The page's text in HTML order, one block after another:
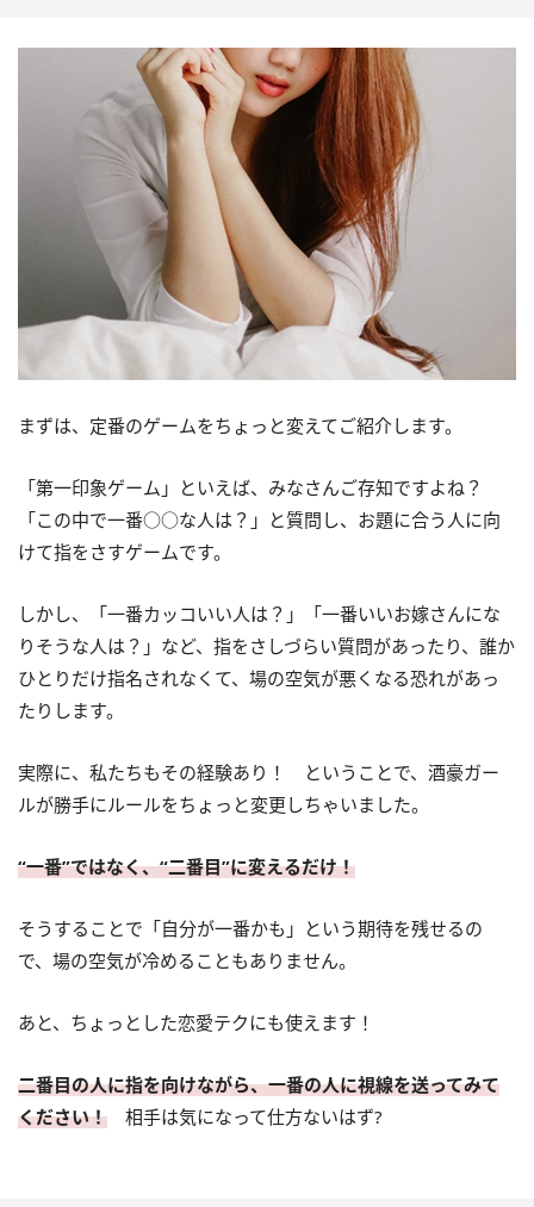
まずは、定番のゲームをちょっと変えてご紹介します。
「第一印象ゲーム」といえば、みなさんご存知ですよね？
「この中で一番○○な人は？」と質問し、お題に合う人に向
けて指をさすゲームです。
しかし、「一番カッコいい人は？」「一番いいお嫁さんにな
りそうな人は？」など、指をさしづらい質問があったり、誰か
ひとりだけ指名されなくて、場の空気が悪くなる恐れがあっ
たりします。
実際に、私たちもその経験あり！ ということで、酒豪ガー
ルが勝手にルールをちょっと変更しちゃいました。
“一番”ではなく、“二番目”に変えるだけ！
そうすることで「自分が一番かも」という期待を残せるの
で、場の空気が冷めることもありません。
あと、ちょっとした恋愛テクにも使えます！
二番目の人に指を向けながら、一番の人に視線を送ってみて
ください！ 相手は気になって仕方ないはず?